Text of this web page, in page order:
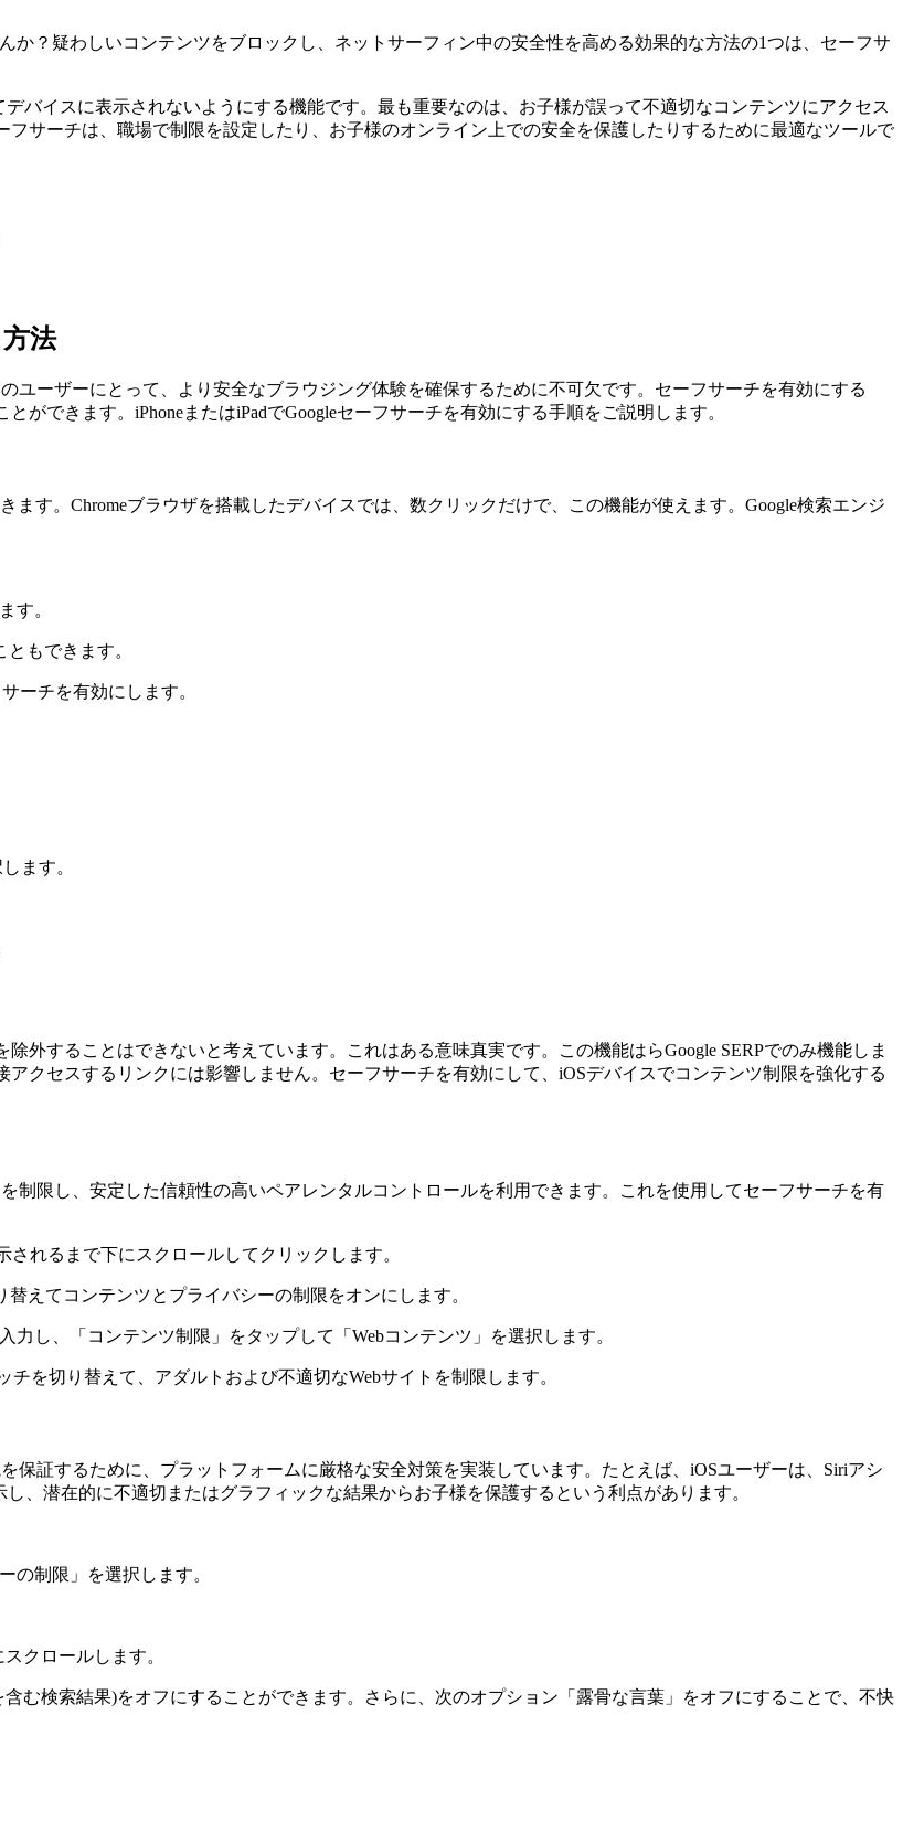
か？疑わしいコンテンツをブロックし、ネットサーフィン中の安全性を高める効果的な方法の1つは、セーフサ
バイスに表示されないようにする機能です。最も重要なのは、お子様が誤って不適切なコンテンツにアクセス
サーチは、職場で制限を設定したり、お子様のオンライン上での安全を保護したりするために最適なツールで
法
ユーザーにとって、より安全なブラウジング体験を確保するために不可欠です。セーフサーチを有効にする
ができます。iPhoneまたはiPadでGoogleセーフサーチを有効にする手順をご説明します。
ます。Chromeブラウザを搭載したデバイスでは、数クリックだけで、この機能が使えます。Google検索エンジ
す。
ともできます。
ーチを有効にします。
ます。
外することはできないと考えています。これはある意味真実です。この機能はらGoogle SERPでのみ機能しま
クセスするリンクには影響しません。セーフサーチを有効にして、iOSデバイスでコンテンツ制限を強化する
制限し、安定した信頼性の高いペアレンタルコントロールを利用できます。これを使用してセーフサーチを有
れるまで下にスクロールしてクリックします。
えてコンテンツとプライバシーの制限をオンにします。
し、「コンテンツ制限」をタップして「Webコンテンツ」を選択します。
を切り替えて、アダルトおよび不適切なWebサイトを制限します。
保証するために、プラットフォームに厳格な安全対策を実装しています。たとえば、iOSユーザーは、Siriアシ
、潜在的に不適切またはグラフィックな結果からお子様を保護するという利点があります。
の制限」を選択します。
クロールします。
む検索結果)をオフにすることができます。さらに、次のオプション「露骨な言葉」をオフにすることで、不快